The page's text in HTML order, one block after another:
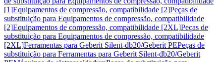
[1]Equipamentos de compressão, compatibilidade [2]Peças de
substituição para Equipamentos de compressão, compatibilidade
[2]Equipamentos de compressão, compatibilidade [2XL]Peças de
substituição para Equipamentos de compressão, compatibilidade
[2XL]Ferramentas para Geberit Silent-db20/Geberit PEPeças de
substituição para Ferramentas para Geberit Silent-db20/Geberit